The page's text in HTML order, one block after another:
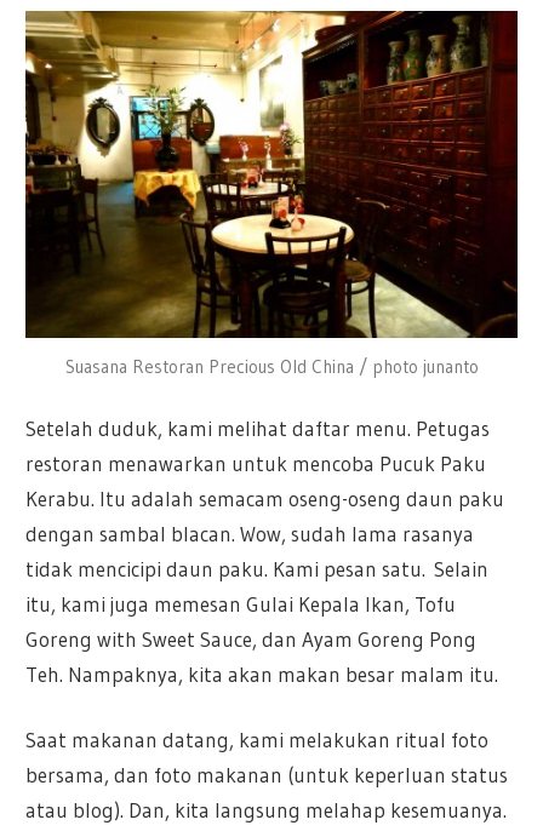
Suasana Restoran Precious Old China / photo junanto
Setelah duduk, kami melihat daftar menu. Petugas
restoran menawarkan untuk mencoba Pucuk Paku
Kerabu. Itu adalah semacam oseng-oseng daun paku
dengan sambal blacan. Wow, sudah lama rasanya
tidak mencicipi daun paku. Kami pesan satu. Selain
itu, kami juga memesan Gulai Kepala Ikan, Tofu
Goreng with Sweet Sauce, dan Ayam Goreng Pong
Teh. Nampaknya, kita akan makan besar malam itu.
Saat makanan datang, kami melakukan ritual foto
bersama, dan foto makanan (untuk keperluan status
atau blog). Dan, kita langsung melahap kesemuanya.